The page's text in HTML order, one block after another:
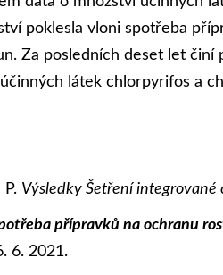
poklesla vloni spotřeba
Za posledních deset let
účinných látek chlorpyrifos a
Výsledky Šetření
přípravků na ochranu
6. 2021.